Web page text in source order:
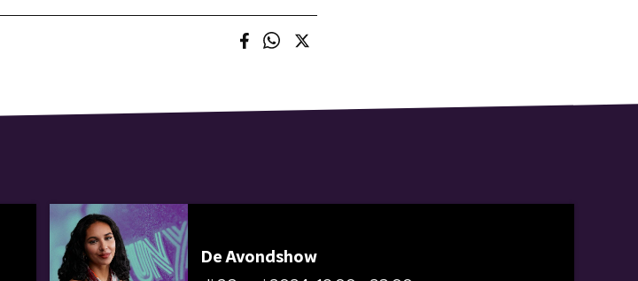
De Avondshow